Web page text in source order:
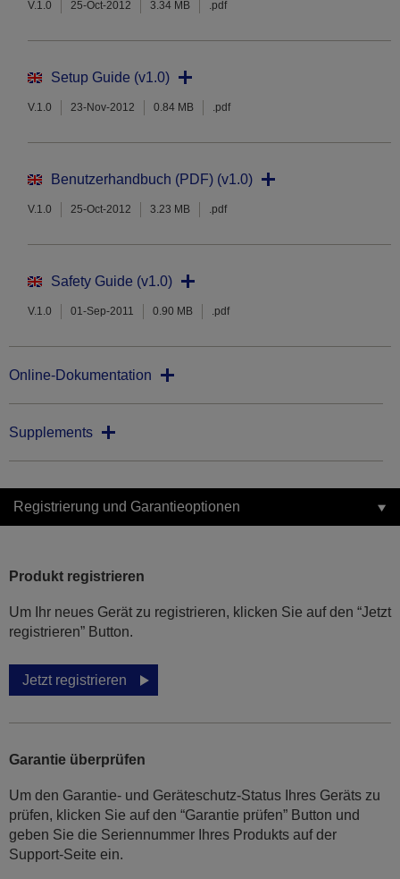
V.1.0 25-Oct-2012 3.34 MB .pdf
Setup Guide (v1.0)
V.1.0 23-Nov-2012 0.84 MB .pdf
Benutzerhandbuch (PDF) (v1.0)
V.1.0 25-Oct-2012 3.23 MB .pdf
Safety Guide (v1.0)
V.1.0 01-Sep-2011 0.90 MB .pdf
Online-Dokumentation
Supplements
Registrierung und Garantieoptionen
Produkt registrieren
Um Ihr neues Gerät zu registrieren, klicken Sie auf den “Jetzt
registrieren” Button.
Jetzt registrieren
Garantie überprüfen
Um den Garantie- und Geräteschutz-Status Ihres Geräts zu
prüfen, klicken Sie auf den “Garantie prüfen” Button und
geben Sie die Seriennummer Ihres Produkts auf der
Support-Seite ein.